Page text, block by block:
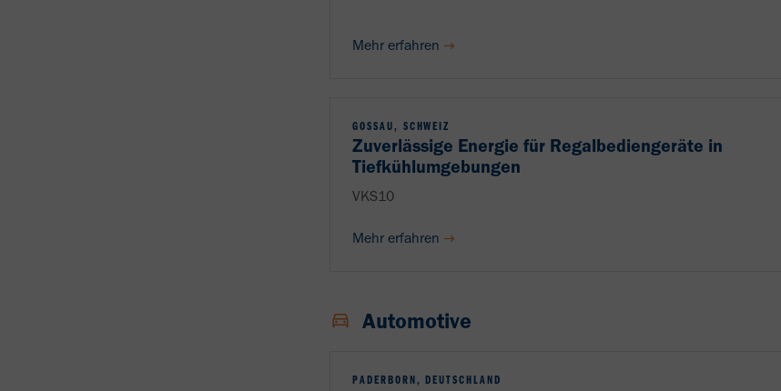
Mehr erfahren
GOSSAU, SCHWEIZ
Zuverlässige Energie für Regalbediengeräte in
Tiefkühlumgebungen
VKS10
Mehr erfahren
Automotive
PADERBORN, DEUTSCHLAND